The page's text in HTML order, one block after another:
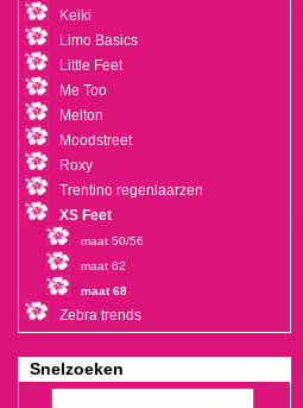
Keiki
Limo Basics
Little Feet
Me Too
Melton
Moodstreet
Roxy
Trentino regenlaarzen
XS Feet
maat 50/56
maat 62
maat 68
Zebra trends
Snelzoeken